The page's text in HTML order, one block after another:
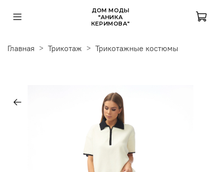
ДОМ МОДЫ
"АНИКА
КЕРИМОВА"
Главная Трикотаж Трикотажные костюмы